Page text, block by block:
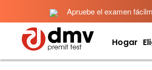
Apruebe el examen
Hogar